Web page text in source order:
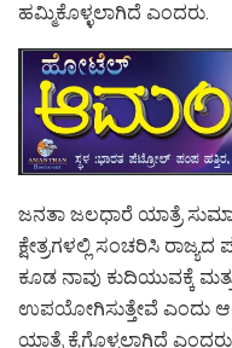
ಹಮ್ಮಿಕೊಳ್ಳಲಾಗಿದೆ ಎಂದರು.
ಜನತಾ ಜಲಧಾರೆ ಯಾತ್ರೆ
ಕ್ಷೇತ್ರಗಳಲ್ಲಿ ಸಂಚರಿಸಿ
ಕೂಡ ನಾವು ಕುದಿಯುವಕ್ಕೆ
ಉಪಯೋಗಿಸುತ್ತೇವೆ ಎಂದು
ಯಾತ್ರೆ ಕೈಗೊಳ್ಳಲಾಗಿದೆ